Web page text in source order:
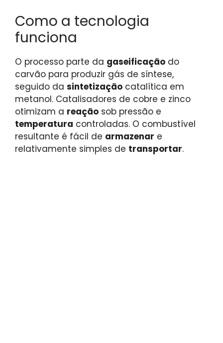
Como a tecnologia
funciona
O processo parte da gaseificação do
carvão para produzir gás de síntese,
seguido da sintetização catalítica em
metanol. Catalisadores de cobre e zinco
otimizam a reação sob pressão e
temperatura controladas. O combustível
resultante é fácil de armazenar e
relativamente simples de transportar.